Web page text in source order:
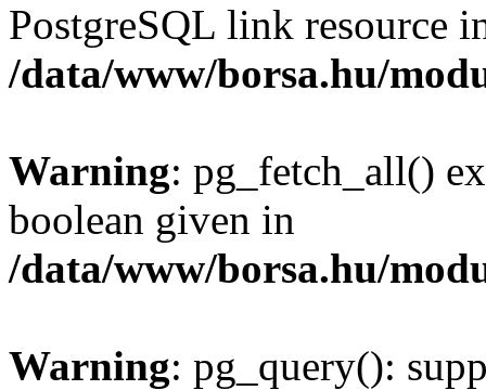
PostgreSQL link resource
/data/www/borsa.hu/
Warning: pg_fetch_all()
boolean given in
/data/www/borsa.hu/
Warning: pg_query():